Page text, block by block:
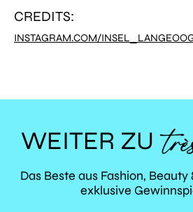
CREDITS:
INSTAGRAM.COM/
WEITER ZU
Das Beste aus Fashion,
exklusive